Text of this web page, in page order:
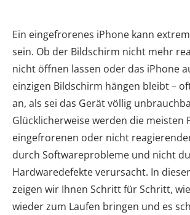
Ein eingefrorenes iPhone kann
sein. Ob der Bildschirm nicht mehr
nicht öffnen lassen oder das iPhone
einzigen Bildschirm hängen bleibt –
an, als sei das Gerät völlig
Glücklicherweise werden die meisten
eingefrorenen oder nicht
durch Softwareprobleme und nicht
Hardwaredefekte verursacht. In
zeigen wir Ihnen Schritt für Schritt,
wieder zum Laufen bringen und es